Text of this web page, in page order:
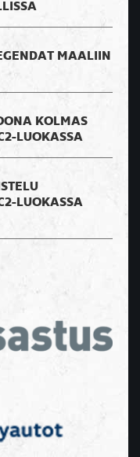
MAALIIN
KOLMAS
LUOKASSA
LUOKASSA